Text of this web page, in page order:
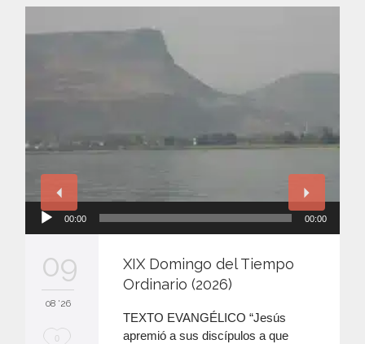
00:00 00:00
09
08 '26
M
0
XIX Domingo del Tiempo
Ordinario (2026)
TEXTO EVANGÉLICO “Jesús
apremió a sus discípulos a que